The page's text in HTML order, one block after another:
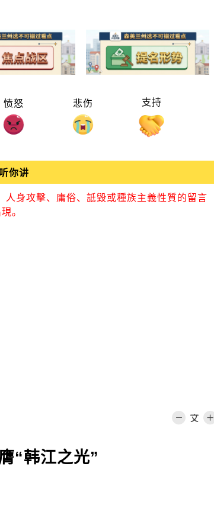
愤怒 悲伤 支持
听你讲
身攻擊、庸俗、詆毀或種族主義性質的留言
。
“韩江之光”